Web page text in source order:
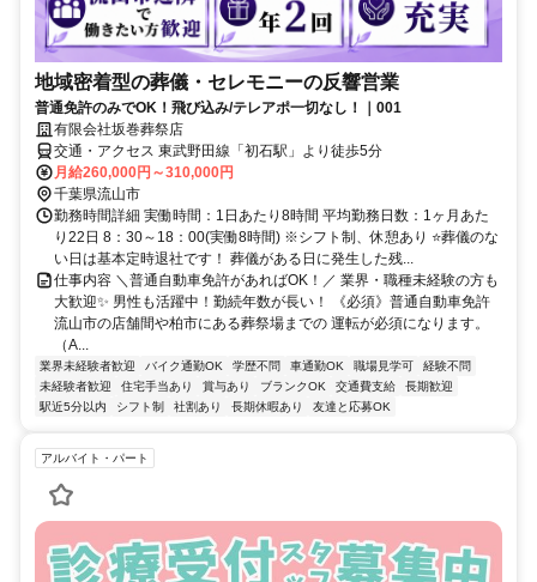
地域密着型の葬儀・セレモニーの反響営業
普通免許のみでOK！飛び込み/テレアポ一切なし！｜001
有限会社坂巻葬祭店
交通・アクセス 東武野田線「初石駅」より徒歩5分
月給260,000円～310,000円
千葉県流山市
勤務時間詳細 実働時間：1日あたり8時間 平均勤務日数：1ヶ月あた
り22日 8：30～18：00(実働8時間) ※シフト制、休憩あり ⭐葬儀のな
い日は基本定時退社です！ 葬儀がある日に発生した残...
仕事内容 ＼普通自動車免許があればOK！／ 業界・職種未経験の方も
大歓迎✨ 男性も活躍中！勤続年数が長い！ 《必須》普通自動車免許
流山市の店舗間や柏市にある葬祭場までの 運転が必須になります。
（A...
業界未経験者歓迎 バイク通勤OK 学歴不問 車通勤OK 職場見学可
経験不問
未経験者歓迎
住宅手当あり 賞与あり ブランクOK 交通費支給
長期歓迎
駅近5分以内
シフト制 社割あり 長期休暇あり 友達と応募OK
アルバイト・パート